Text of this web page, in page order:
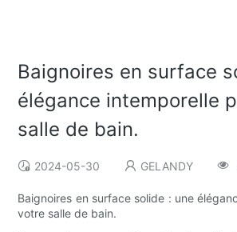
Baignoires en surface
élégance intemporelle
salle de bain.
2024-05-30 GELANDY
Baignoires en surface solide : une
votre salle de bain.